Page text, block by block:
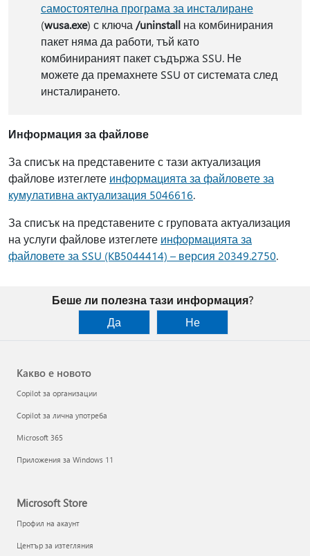
самостоятелна програма за инсталиране
(wusa.exe) с ключа /uninstallна комбинирания
пакет няма да работи, тъй като
комбинираният пакет съдържа SSU. Не
можете да премахнете SSU от системата след
инсталирането.
Информация за файлове
За списък на представените с тази актуализация
файлове изтеглете информацията за файловете за
кумулативна актуализация 5046616.
За списък на представените с груповата актуализация
на услуги файлове изтеглете информацията за
файловете за SSU (KB5044414) – версия 20349.2750.
Беше ли полезна тази информация?
Да
Не
Какво е новото
Copilot за организации
Copilot за лична употреба
Microsoft 365
Приложения за Windows 11
Microsoft Store
Профил на акаунт
Център за изтегляния